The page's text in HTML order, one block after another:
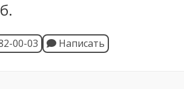
00-03 Написать